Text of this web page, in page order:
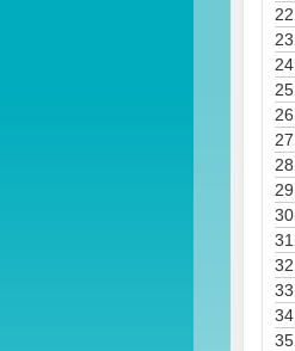
22.
23.
24.
25.
26.
27.
28.
29.
30.
31.
32.
33.
34.
35.